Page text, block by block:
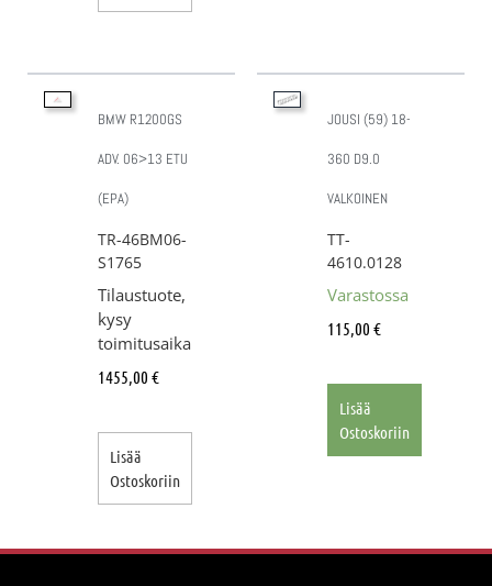
BMW R1200GS
ADV. 06>13 ETU
(EPA)
TR-46BM06-
S1765
Tilaustuote,
kysy
toimitusaika
1455,00 €
Lisää
Ostoskoriin
JOUSI (59) 18-
360 D9.0
VALKOINEN
TT-
4610.0128
Varastossa
115,00 €
Lisää
Ostoskoriin